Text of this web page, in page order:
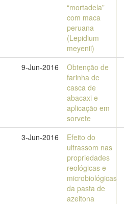
“mortadela”
com maca
peruana
(Lepidium
meyenii)
9-Jun-2016
Obtenção de
farinha de
casca de
abacaxi e
aplicação em
sorvete
3-Jun-2016
Efeito do
ultrassom nas
propriedades
reológicas e
microbiológicas
da pasta de
azeitona